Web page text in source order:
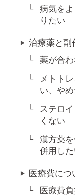
病気を
りたい
治療薬と副
薬が合
メトト
い、や
ステロ
くない
漢方薬
併用し
医療費につ
医療費